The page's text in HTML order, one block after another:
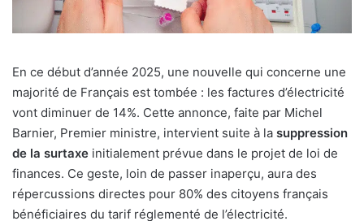
En ce début d’année 2025, une nouvelle qui concerne une
majorité de Français est tombée : les factures d’électricité
vont diminuer de 14%. Cette annonce, faite par Michel
Barnier, Premier ministre, intervient suite à la suppression
de la surtaxe initialement prévue dans le projet de loi de
finances. Ce geste, loin de passer inaperçu, aura des
répercussions directes pour 80% des citoyens français
bénéficiaires du tarif réglementé de l’électricité.